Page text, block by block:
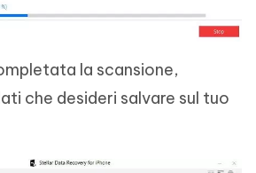
la scansione,
che desideri salvare sul tuo